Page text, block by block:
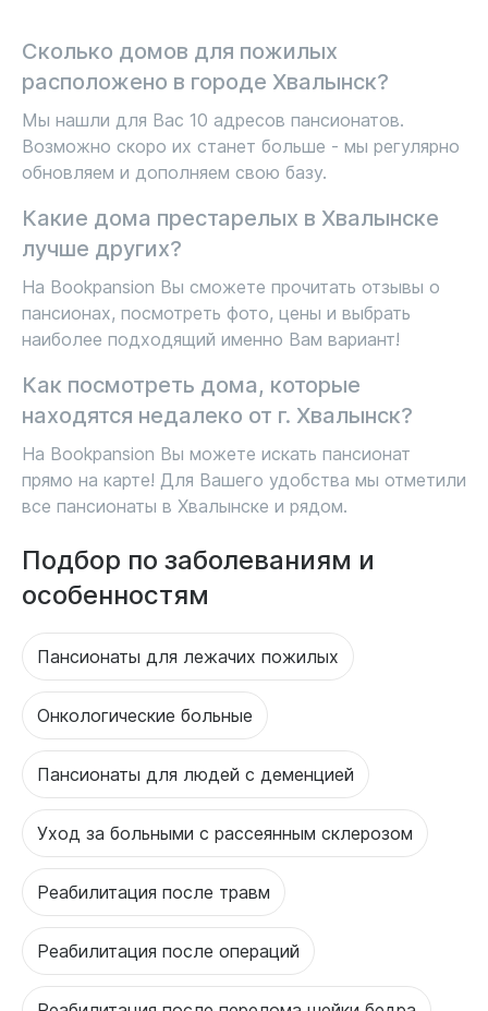
Сколько домов для пожилых
расположено в городе Хвалынск?
Мы нашли для Вас 10 адресов пансионатов.
Возможно скоро их станет больше - мы регулярно
обновляем и дополняем свою базу.
Какие дома престарелых в Хвалынске
лучше других?
На Bookpansion Вы сможете прочитать отзывы о
пансионах, посмотреть фото, цены и выбрать
наиболее подходящий именно Вам вариант!
Как посмотреть дома, которые
находятся недалеко от г. Хвалынск?
На Bookpansion Вы можете искать пансионат
прямо на карте! Для Вашего удобства мы отметили
все пансионаты в Хвалынске и рядом.
Подбор по заболеваниям и
особенностям
Пансионаты для лежачих пожилых
Онкологические больные
Пансионаты для людей с деменцией
Уход за больными с рассеянным склерозом
Реабилитация после травм
Реабилитация после операций